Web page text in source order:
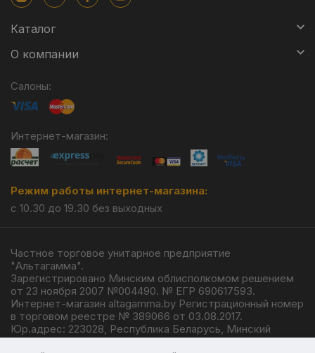
Каталог
О компании
Салоны:
Интернет-магазин:
Режим работы интернет-магазина:
с 10.30 до 19.30 без выходных
Частное торговое унитарное предприятие
"Альтагамма".
Зарегистрировано Минским облисполкомом решением
от 23 ноября 2007 №004490. № ЕГР 690617593.
Интернет-магазин altagamma.by Регистрационный номер
в торговом реестре № 389066 от 03.08.2017.
Юр.адрес: 223028, Республика Беларусь, Минский
район, г.п. Ждановичи, ул. Линейная, 4/1.